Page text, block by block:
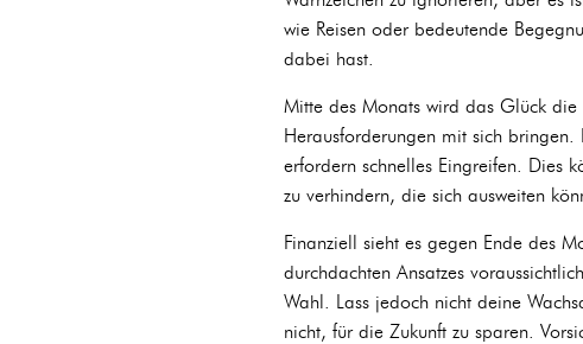
wie Reisen oder bedeutende
dabei hast.
Mitte des Monats wird das Glück die
Herausforderungen mit sich bringen.
erfordern schnelles Eingreifen. Dies
zu verhindern, die sich ausweiten
Finanziell sieht es gegen Ende des
durchdachten Ansatzes
Wahl. Lass jedoch nicht deine
nicht, für die Zukunft zu sparen.